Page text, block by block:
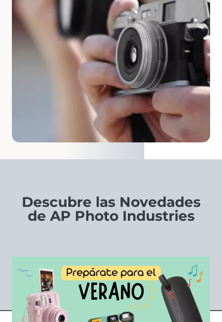
Descubre las Novedades
de AP Photo Industries